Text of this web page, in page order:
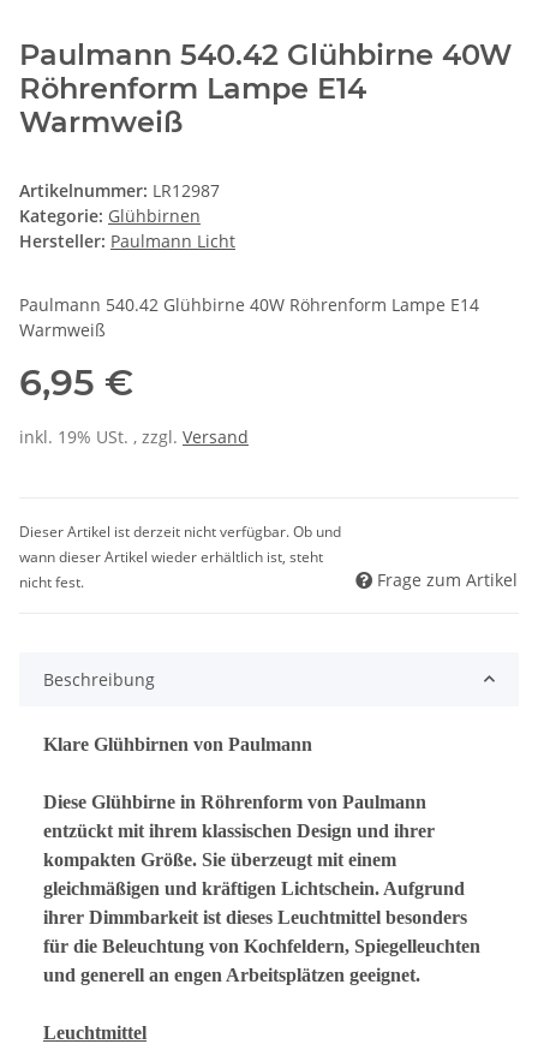
Paulmann 540.42 Glühbirne 40W
Röhrenform Lampe E14
Warmweiß
Artikelnummer: LR12987
Kategorie: Glühbirnen
Hersteller: Paulmann Licht
Paulmann 540.42 Glühbirne 40W Röhrenform Lampe E14
Warmweiß
6,95 €
inkl. 19% USt. , zzgl. Versand
Dieser Artikel ist derzeit nicht verfügbar. Ob und
wann dieser Artikel wieder erhältlich ist, steht
nicht fest.
Frage zum Artikel
Beschreibung
Klare Glühbirnen von Paulmann
Diese Glühbirne in Röhrenform von Paulmann
entzückt mit ihrem klassischen Design und ihrer
kompakten Größe. Sie überzeugt mit einem
gleichmäßigen und kräftigen Lichtschein. Aufgrund
ihrer Dimmbarkeit ist dieses Leuchtmittel besonders
für die Beleuchtung von Kochfeldern, Spiegelleuchten
und generell an engen Arbeitsplätzen geeignet.
Leuchtmittel